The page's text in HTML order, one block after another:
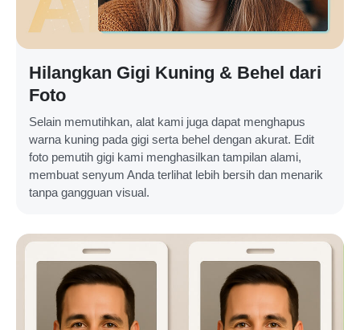
Hilangkan Gigi Kuning & Behel dari
Foto
Selain memutihkan, alat kami juga dapat menghapus
warna kuning pada gigi serta behel dengan akurat. Edit
foto pemutih gigi kami menghasilkan tampilan alami,
membuat senyum Anda terlihat lebih bersih dan menarik
tanpa gangguan visual.